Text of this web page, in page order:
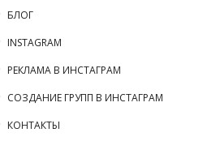
БЛОГ
INSTAGRAM
РЕКЛАМА В ИНСТАГРАМ
СОЗДАНИЕ ГРУПП В ИНСТАГРАМ
КОНТАКТЫ